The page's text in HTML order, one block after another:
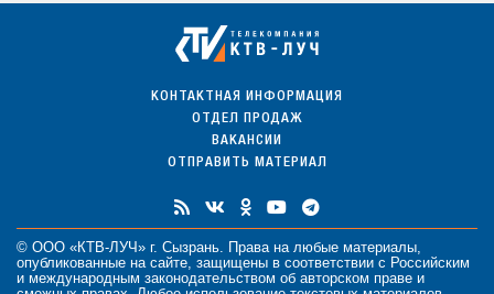
КОНТАКТНАЯ ИНФОРМАЦИЯ
ОТДЕЛ ПРОДАЖ
ВАКАНСИИ
ОТПРАВИТЬ МАТЕРИАЛ
© ООО «КТВ-ЛУЧ» г. Сызрань. Права на любые материалы
опубликованные на сайте, защищены в соответствии с Российским
и международным законодательством об авторском праве и